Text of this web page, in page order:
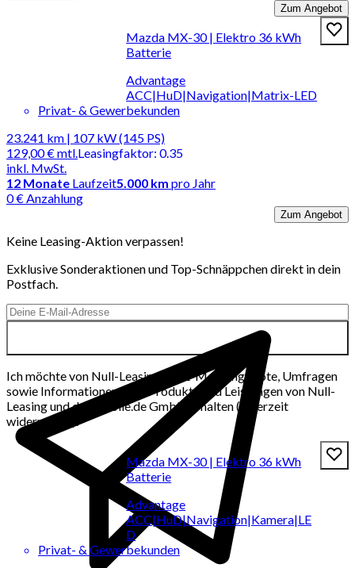
Zum Angebot
Mazda MX-30 | Elektro 36 kWh
Batterie
Advantage
ACC|HuD|Navigation|Matrix-LED
Privat- & Gewerbekunden
23.241 km | 107 kW (145 PS)
129,00 €mtl.
inkl. MwSt.
Leasingfaktor: 0.35
12 Monate Laufzeit5.000 km pro Jahr
0 € Anzahlung
Zum Angebot
Keine Leasing-Aktion verpassen!
Exklusive Sonderaktionen und Top-Schnäppchen direkt in dein
Postfach.
Ich möchte von Null-Leasing per E-Mail Angebote, Umfragen
sowie Informationen über Produkte und Leistungen von Null-
Leasing und der mobile.de GmbH erhalten (jederzeit
widerrufbar).
Mazda MX-30 | Elektro 36 kWh
Batterie
Advantage
ACC|HuD|Navigation|Kamera|LE
D
Privat- & Gewerbekunden